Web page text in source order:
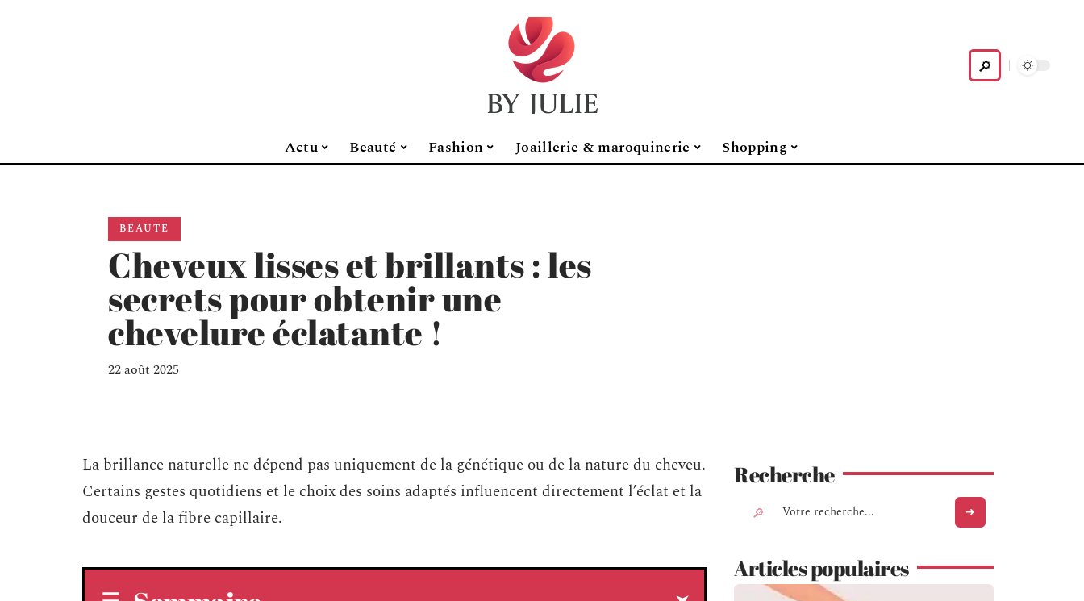
Actu Beauté Fashion Joaillerie & maroquinerie Shopping
BEAUTÉ
Cheveux lisses et brillants : les
secrets pour obtenir une
chevelure éclatante !
22 août 2025
La brillance naturelle ne dépend pas uniquement de la génétique ou de la nature du cheveu.
Certains gestes quotidiens et le choix des soins adaptés influencent directement l’éclat et la
douceur de la fibre capillaire.
Recherche
Articles populaires